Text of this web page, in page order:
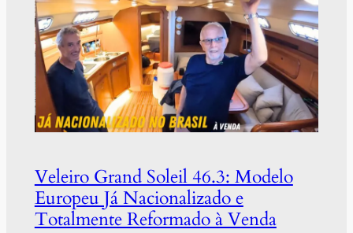
Veleiro Grand Soleil 46.3: Modelo
Europeu Já Nacionalizado e
Totalmente Reformado à Venda